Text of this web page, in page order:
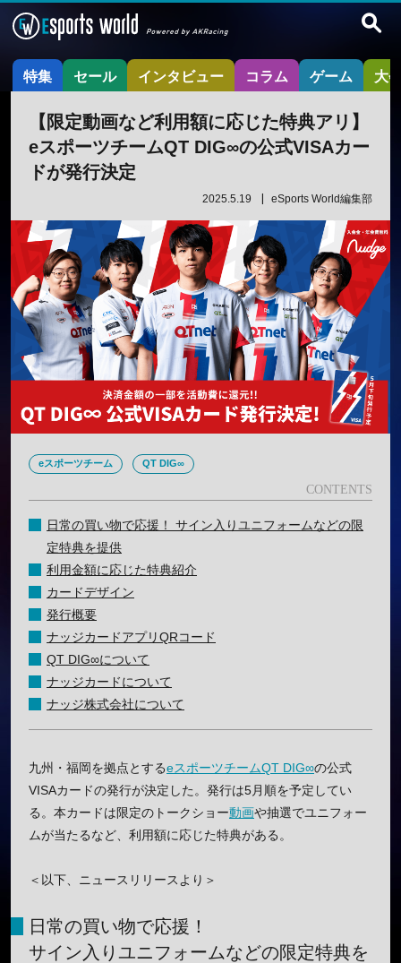
特集 セール インタビュー コラム ゲーム 大
【限定動画など利用額に応じた特典アリ】
eスポーツチームQT DIG∞の公式VISAカー
ドが発行決定
2025.5.19 eSports World編集部
eスポーツチーム QT DIG∞
日常の買い物で応援！ サイン入りユニフォームなどの限
定特典を提供
利用金額に応じた特典紹介
カードデザイン
発行概要
ナッジカードアプリQRコード
QT DIG∞について
ナッジカードについて
ナッジ株式会社について
九州・福岡を拠点とするeスポーツチームQT DIG∞の公式
VISAカードの発行が決定した。発行は5月順を予定してい
る。本カードは限定のトークショー動画や抽選でユニフォー
ムが当たるなど、利用額に応じた特典がある。
＜以下、ニュースリリースより＞
日常の買い物で応援！
サイン入りユニフォームなどの限定特典を